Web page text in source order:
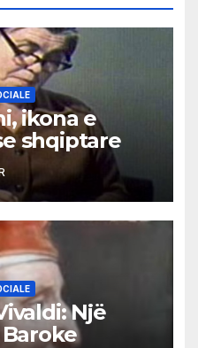
ikona e
shqiptare
Një